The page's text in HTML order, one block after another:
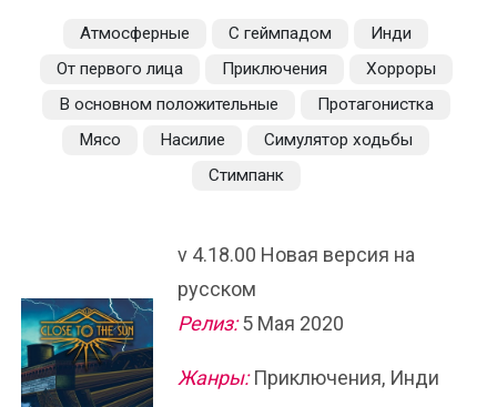
Атмосферные С геймпадом
Инди
От первого лица
Приключения
Хорроры
В основном положительные
Протагонистка
Мясо
Насилие
Симулятор ходьбы
Стимпанк
v 4.18.00 Новая версия на
русском
Релиз:5 Мая 2020
Жанры:Приключения, Инди